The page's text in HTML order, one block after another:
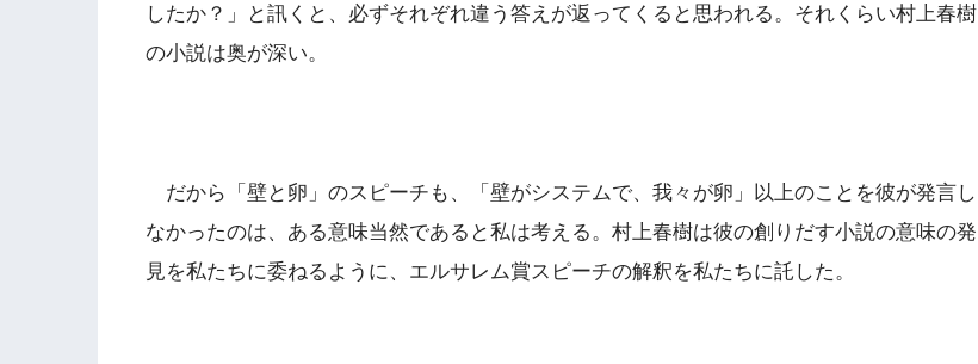
したか？」と訊くと、必ずそれぞれ違う答えが返ってくると思われる。それくらい村上春樹
の小説は奥が深い。
だから「壁と卵」のスピーチも、「壁がシステムで、我々が卵」以上のことを彼が発言し
なかったのは、ある意味当然であると私は考える。村上春樹は彼の創りだす小説の意味の発
見を私たちに委ねるように、エルサレム賞スピーチの解釈を私たちに託した。